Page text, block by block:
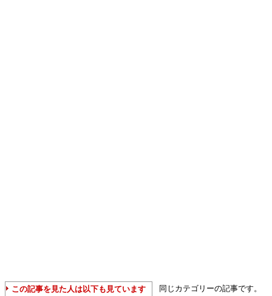
この記事を見た人は以下も見ています 同じカテゴリーの記事です。